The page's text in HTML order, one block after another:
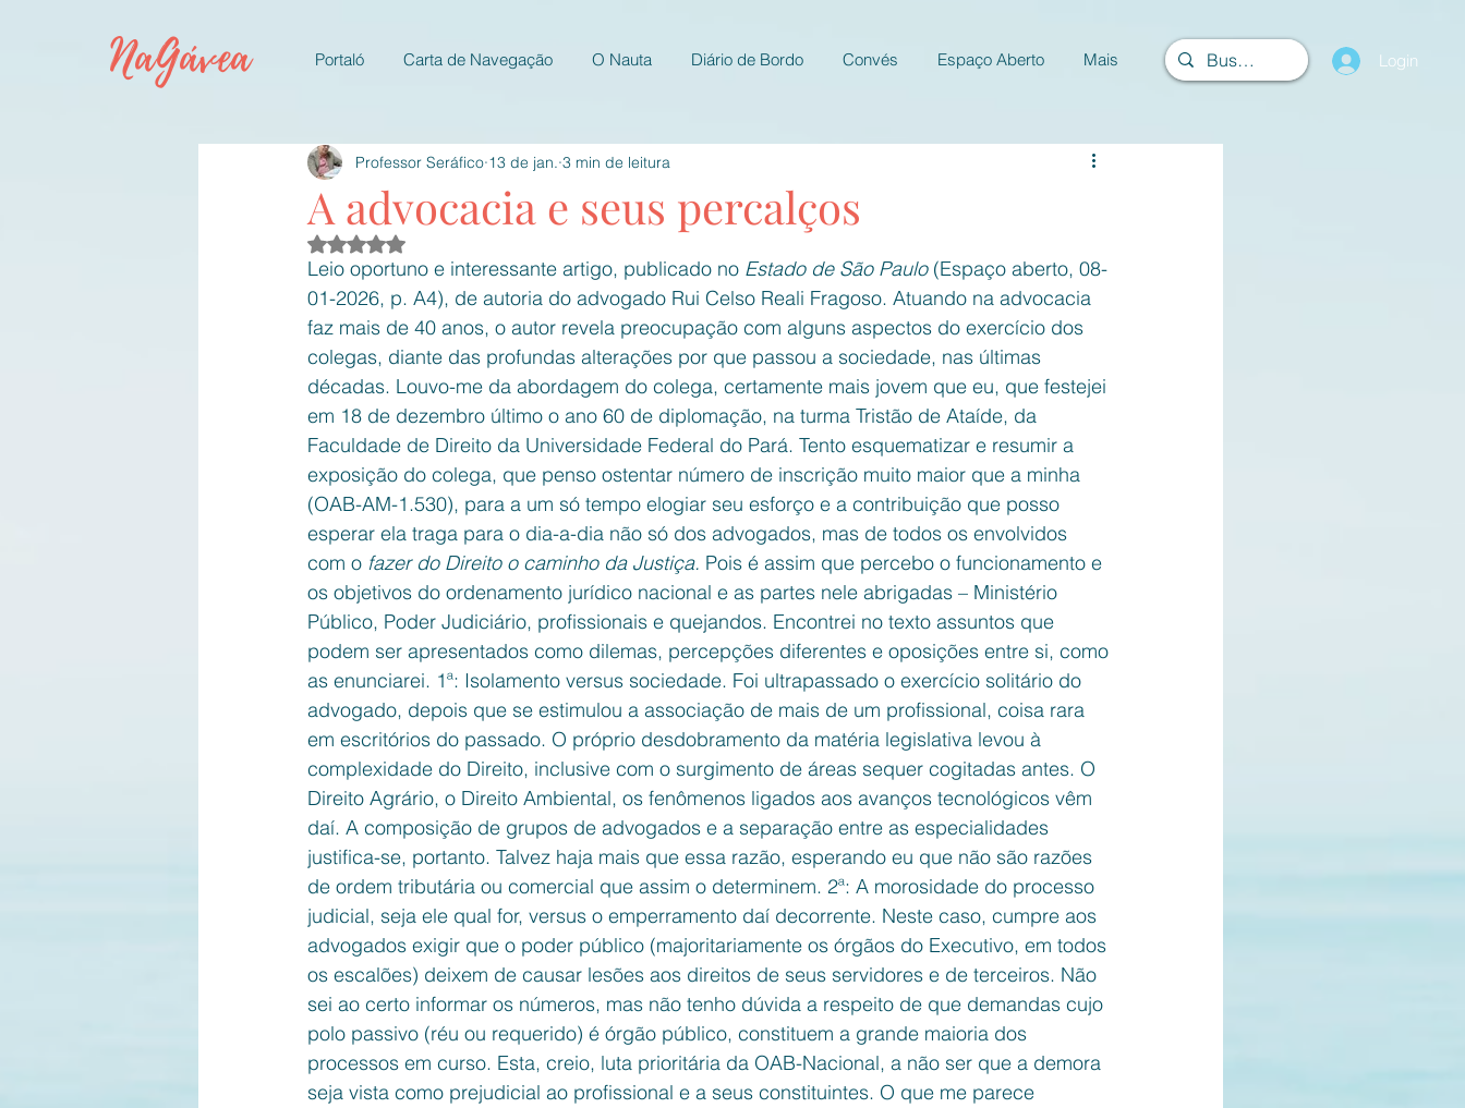
NaGávea Portaló Carta de Navegação O Nauta Diário de Bordo Convés Espaço Aberto Mais Login
A advocacia e seus percalços
Professor Seráfico 13 de jan. 3 min de leitura
Avaliado com NaN de 5 estrelas.
Leio oportuno e interessante artigo, publicado no Estado de São Paulo (Espaço aberto, 08-
01-2026, p. A4), de autoria do advogado Rui Celso Reali Fragoso. Atuando na advocacia
faz mais de 40 anos, o autor revela preocupação com alguns aspectos do exercício dos
colegas, diante das profundas alterações por que passou a sociedade, nas últimas
décadas. Louvo-me da abordagem do colega, certamente mais jovem que eu, que festejei
em 18 de dezembro último o ano 60 de diplomação, na turma Tristão de Ataíde, da
Faculdade de Direito da Universidade Federal do Pará. Tento esquematizar e resumir a
exposição do colega, que penso ostentar número de inscrição muito maior que a minha
(OAB-AM-1.530), para a um só tempo elogiar seu esforço e a contribuição que posso
esperar ela traga para o dia-a-dia não só dos advogados, mas de todos os envolvidos
com o fazer do Direito o caminho da Justiça. Pois é assim que percebo o funcionamento e
os objetivos do ordenamento jurídico nacional e as partes nele abrigadas – Ministério
Público, Poder Judiciário, profissionais e quejandos. Encontrei no texto assuntos que
podem ser apresentados como dilemas, percepções diferentes e oposições entre si, como
as enunciarei. 1ª: Isolamento versus sociedade. Foi ultrapassado o exercício solitário do
advogado, depois que se estimulou a associação de mais de um profissional, coisa rara
em escritórios do passado. O próprio desdobramento da matéria legislativa levou à
complexidade do Direito, inclusive com o surgimento de áreas sequer cogitadas antes. O
Direito Agrário, o Direito Ambiental, os fenômenos ligados aos avanços tecnológicos vêm
daí. A composição de grupos de advogados e a separação entre as especialidades
justifica-se, portanto. Talvez haja mais que essa razão, esperando eu que não são razões
de ordem tributária ou comercial que assim o determinem. 2ª: A morosidade do processo
judicial, seja ele qual for, versus o emperramento daí decorrente. Neste caso, cumpre aos
advogados exigir que o poder público (majoritariamente os órgãos do Executivo, em todos
os escalões) deixem de causar lesões aos direitos de seus servidores e de terceiros. Não
sei ao certo informar os números, mas não tenho dúvida a respeito de que demandas cujo
polo passivo (réu ou requerido) é órgão público, constituem a grande maioria dos
processos em curso. Esta, creio, luta prioritária da OAB-Nacional, a não ser que a demora
seja vista como prejudicial ao profissional e a seus constituintes. O que me parece